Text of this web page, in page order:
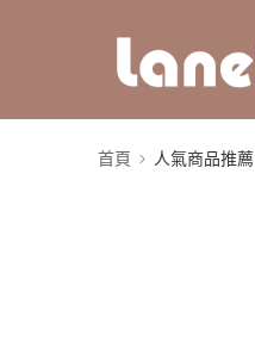
首頁 人氣商品推薦